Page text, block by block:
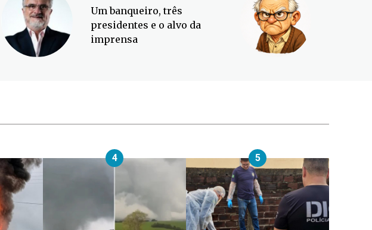
Um banqueiro, três
presidentes e o alvo da
imprensa
4 5